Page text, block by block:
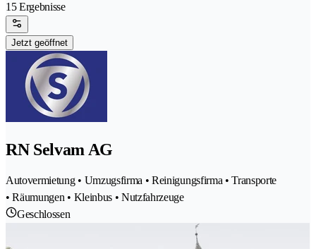
15 Ergebnisse
Jetzt geöffnet
RN Selvam AG
Autovermietung • Umzugsfirma • Reinigungsfirma • Transporte
• Räumungen • Kleinbus • Nutzfahrzeuge
Geschlossen